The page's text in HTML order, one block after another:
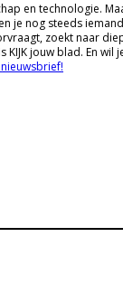
en technologie.
je nog steeds
zoekt naar
jouw blad. En wil